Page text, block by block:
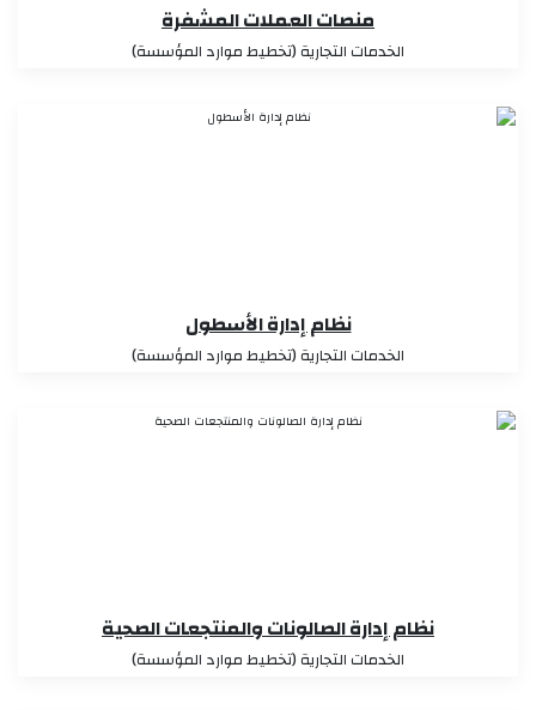
منصات العملات المشفرة
الخدمات التجارية (تخطيط موارد المؤسسة)
نظام إدارة الأسطول
الخدمات التجارية (تخطيط موارد المؤسسة)
نظام إدارة الصالونات والمنتجعات الصحية
الخدمات التجارية (تخطيط موارد المؤسسة)